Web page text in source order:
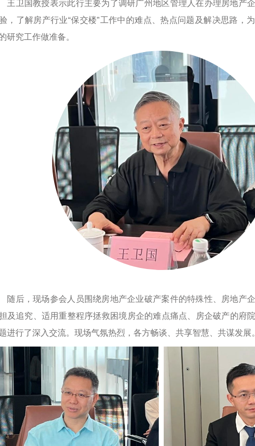
王卫国教授表示此行主要为了调研广州地区管理人在办理房地产
，了解房产行业“保交楼”工作中的难点、热点问题及解决思路，
研究工作做准备。
随后，现场参会人员围绕房地产企业破产案件的特殊性、房地产
及追究、适用重整程序拯救困境房企的难点痛点、房企破产的府
进行了深入交流。现场气氛热烈，各方畅谈、共享智慧、共谋发展。